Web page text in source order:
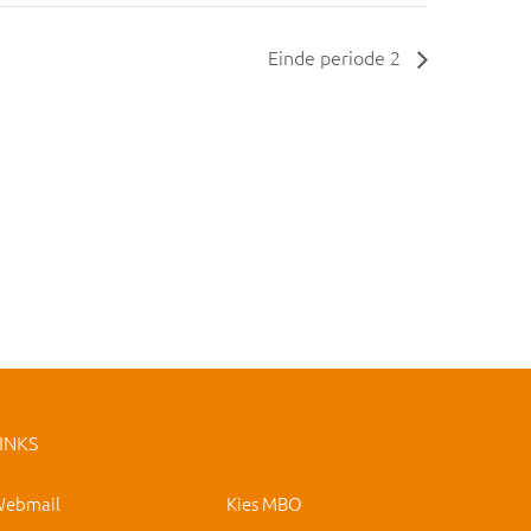
Einde periode 2
Kies MBO